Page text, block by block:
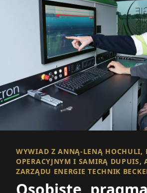
WYWIAD Z ANNĄ-LENĄ HOCHULI,
OPERACYJNYM I SAMIRĄ DUPUIS,
ZARZĄDU ENERGIE TECHNIK